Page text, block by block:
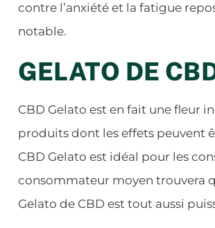
contre l’anxiété et la fatigue
notable.
GELATO DE
CBD Gelato est en fait une fleur
produits dont les effets peuvent
CBD Gelato est idéal pour les
consommateur moyen trouvera
Gelato de CBD est tout aussi